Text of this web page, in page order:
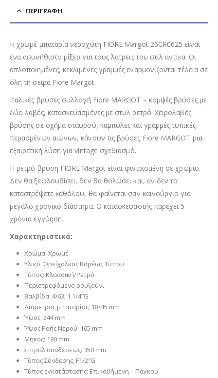
ΠΕΡΙΓΡΑΦΉ
Η χρωμέ μπαταρία νεροχύτη FIORE Margot 26CR0625 είναι
ένα ασυνήθιστο μίξερ για τους λάτρεις του στιλ αντίκα. Οι
απλοποιημένες, κεκλιμένες γραμμές εναρμονίζονται τέλεια σε
όλη τη σειρά Fiore Margot.
Ιταλικές βρύσες συλλογή Fiore MARGOT – κομψές βρύσες με
δύο λαβές, κατασκευασμένες με στυλ ρετρό. Χειρολαβές
βρύσης σε σχήμα σταυρού, καμπύλες και γραμμές τυπικές
περασμένων αιώνων, κάνουν τις βρύσες Fiore MARGOT μια
εξαιρετική λύση για vintage σχεδιασμό.
Η ρετρό βρύση FIORE Margot είναι φινιρισμένη σε χρώμιο.
Δεν θα ξεφλουδίσει, δεν θα θολώσει και, αν δεν το
καταστρέψετε καθόλου, θα φαίνεται σαν καινούργιο για
μεγάλο χρονικό διάστημα. Ο κατασκευαστής παρέχει 5
χρόνια εγγύηση.
Χαρακτηριστικά:
Χρώμα: Χρωμέ
Υλικό: Ορείχαλκος Βαρέως Τύπου
Τύπος: Κλασσική/Ρετρό
Περιστρεφόμενο ρουξούνι
Βαλβίδα: Φ63, 1 1/4″G
Διάμετρος μπαταρίας: 18/45 mm
Ύψος: 244 mm
Ύψος Ροής Νερού: 165 mm
Μήκος: 190 mm
Σπιράλ συνδέσεως: 350 mm
Τύπος Σύνδεσης: F1/2″G
Τύπος εγκατάστασης: Επικαθήμενη – Πάγκου